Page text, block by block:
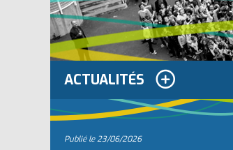
ACTUALITÉS
Publié le23/06/2026